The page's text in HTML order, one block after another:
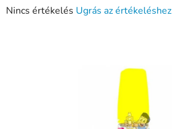
A
Nincs értékelés Ugrás az értékeléshez